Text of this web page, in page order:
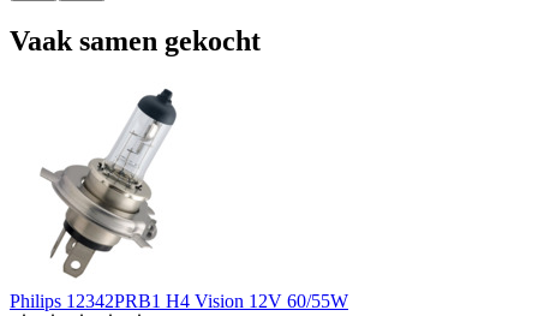
Vaak samen gekocht
Philips 12342PRB1 H4 Vision 12V 60/55W